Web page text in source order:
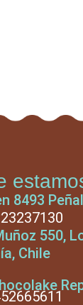
8493
550,
Chile